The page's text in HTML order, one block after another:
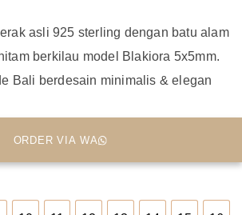
asli 925 sterling dengan batu alam
berkilau model Blakiora 5x5mm.
Bali berdesain minimalis & elegan
ORDER VIA WA